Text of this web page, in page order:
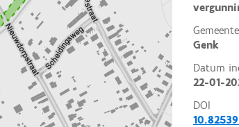
Genk
Datum
22-01-
DOI